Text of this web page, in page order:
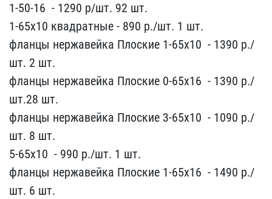
1-50-16 ​ - 1290 р/шт.​ 92 шт.
1-65х10 квадрат​ные - 890 р./шт. 1 шт.
​фланцы нержавейка Плоски​е 1-65х10 ​ - 1390 р./
шт. 2 ш​т.
фланцы нержавейка Пл​оские 0-65х16 ​ - 1390 р./
шт.​28 шт.
фланцы нержавейк​а Плоские 3-65х10 ​ - 1090 р./
шт. 8​ шт.
5-65х10 ​ - 990 р./шт. 1 шт​.
фланцы нержавейка Пло​ские 1-65х16 ​ - 1490 р./
шт. ​6 шт.